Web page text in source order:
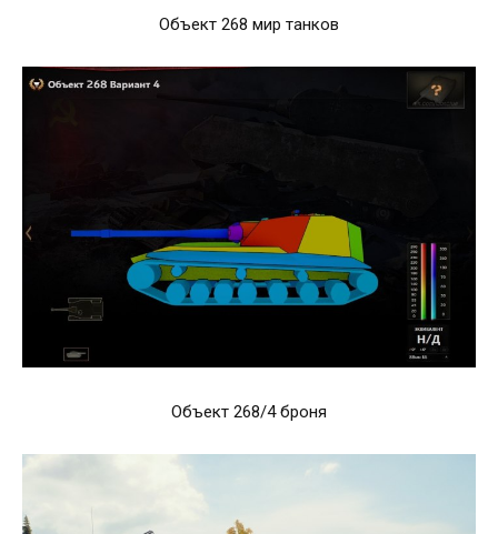
Объект 268 мир танков
Объект 268/4 броня